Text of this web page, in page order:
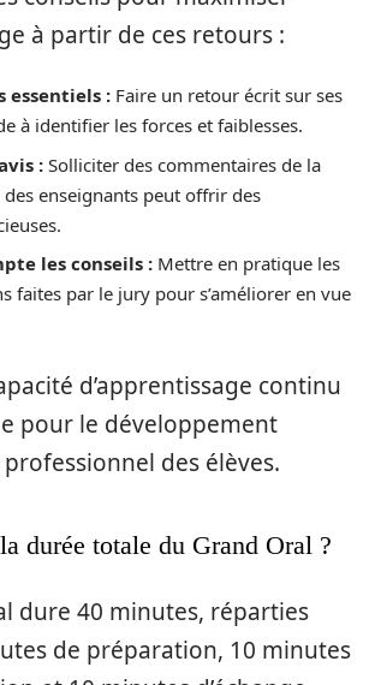
à partir de ces retours :
essentiels : Faire un retour écrit sur ses
à identifier les forces et faiblesses.
: Solliciter des commentaires de la
enseignants peut offrir des
les conseils : Mettre en pratique les
faites par le jury pour s’améliorer en vue
d’apprentissage continu
pour le développement
des élèves.
durée totale du Grand Oral ?
dure 40 minutes, réparties
de préparation, 10 minutes